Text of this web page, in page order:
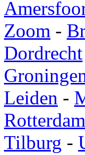
Zoom -
Dordrecht
Leiden -
Rotterdam
Tilburg -